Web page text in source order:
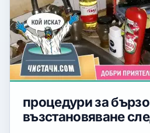
процедури за бързо
възстановяване